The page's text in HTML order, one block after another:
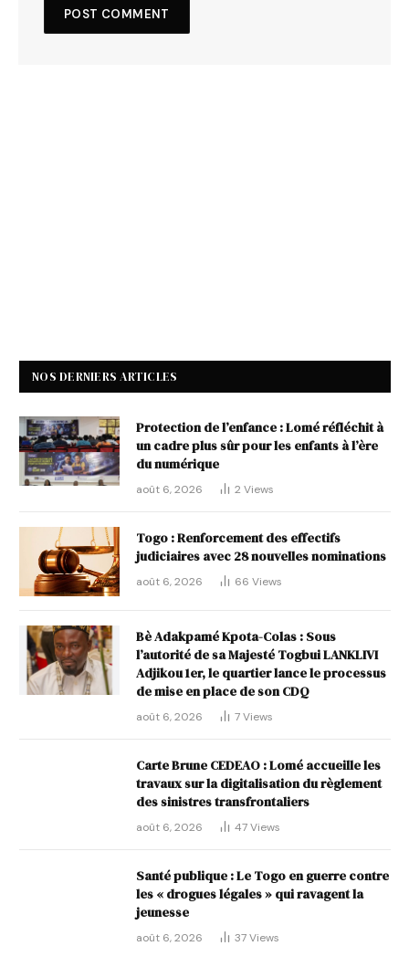
NOS DERNIERS ARTICLES
Protection de l’enfance : Lomé réfléchit à
un cadre plus sûr pour les enfants à l’ère
du numérique
août 6, 2026 2 Views
Togo : Renforcement des effectifs
judiciaires avec 28 nouvelles nominations
août 6, 2026 66 Views
Bè Adakpamé Kpota-Colas : Sous
l’autorité de sa Majesté Togbui LANKLIVI
Adjikou 1er, le quartier lance le processus
de mise en place de son CDQ
août 6, 2026 7Views
Carte Brune CEDEAO : Lomé accueille les
travaux sur la digitalisation du règlement
des sinistres transfrontaliers
août 6, 2026 47Views
Santé publique : Le Togo en guerre contre
les « drogues légales » qui ravagent la
jeunesse
août 6, 2026 37Views